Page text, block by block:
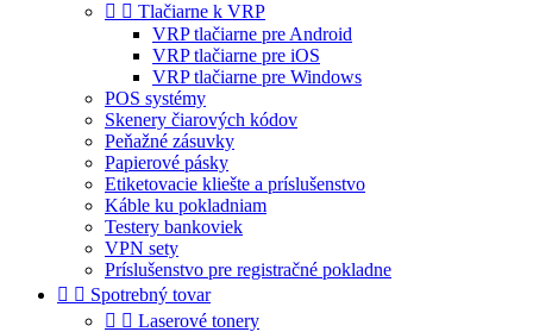
  Tlačiarne k VRP
VRP tlačiarne pre Android
VRP tlačiarne pre iOS
VRP tlačiarne pre Windows
POS systémy
Skenery čiarových kódov
Peňažné zásuvky
Papierové pásky
Etiketovacie kliešte a príslušenstvo
Káble ku pokladniam
Testery bankoviek
VPN sety
Príslušenstvo pre registračné pokladne
  Spotrebný tovar
  Laserové tonery